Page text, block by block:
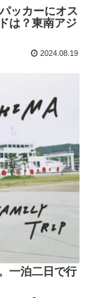
ッカーにオス
は？東南アジ
2024.08.19
一泊二日で行